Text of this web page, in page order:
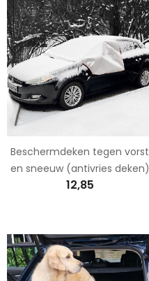
Beschermdeken tegen vorst
en sneeuw (antivries deken)
12,85